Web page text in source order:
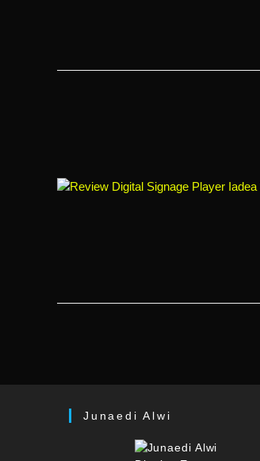
Junaedi Alwi